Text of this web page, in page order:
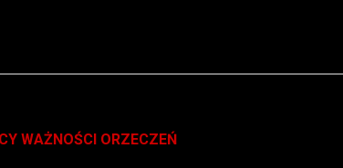
WAŻNOŚCI ORZECZEŃ